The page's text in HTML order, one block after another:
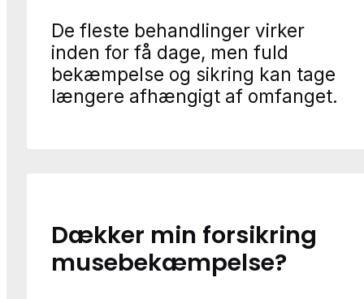
De fleste behandlinger virker
inden for få dage, men fuld
bekæmpelse og sikring kan tage
længere afhængigt af omfanget.
Dækker min forsikring
musebekæmpelse?